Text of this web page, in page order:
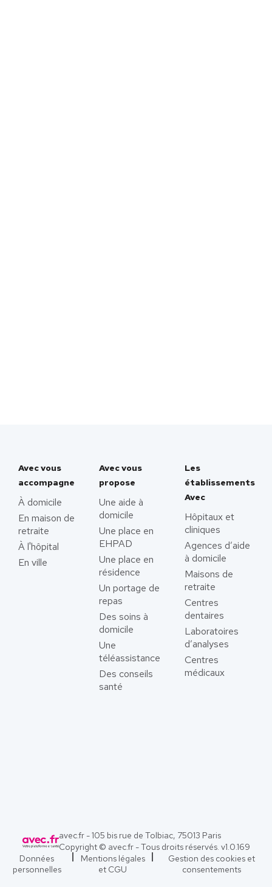
Avec vous
accompagne
À domicile
En maison de
retraite
À l'hôpital
En ville
Avec vous
propose
Une aide à
domicile
Une place en
EHPAD
Une place en
résidence
Un portage de
repas
Des soins à
domicile
Une
téléassistance
Des conseils
santé
Les
établissements
Avec
Hôpitaux et
cliniques
Agences d’aide
à domicile
Maisons de
retraite
Centres
dentaires
Laboratoires
d’analyses
Centres
médicaux
avec.fr - 105 bis rue de Tolbiac, 75013 Paris
Copyright © avec.fr - Tous droits réservés. v1.0.169
Données
personnelles
Mentions légales
et CGU
Gestion des cookies et
consentements